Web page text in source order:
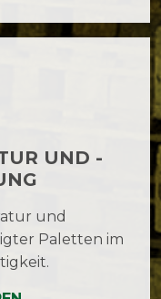
UND -
und
Paletten im